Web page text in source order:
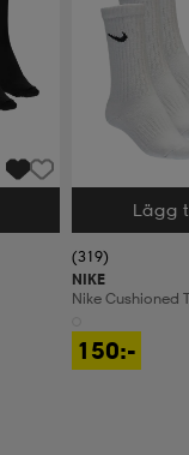
Välj storlek
Lägg
(319)
NIKE
Nike Cushioned
150:-